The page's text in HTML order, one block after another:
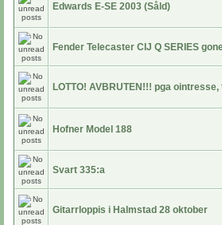
Edwards E-SE 2003 (Såld)
Fender Telecaster CIJ Q SERIES
LOTTO! AVBRUTEN!!! pga
Hofner Model 188
Svart 335:a
Gitarrloppis i Halmstad 28 oktober